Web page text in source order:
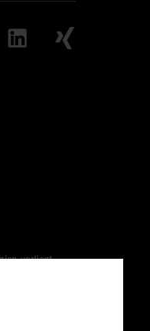
vorliegt,
den